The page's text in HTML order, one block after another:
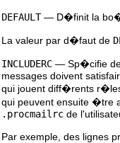
DEFAULT— D�finit la
La valeur par d�faut de
INCLUDERC — Sp�cifie
messages doivent
qui jouent diff�rents
qui peuvent ensuite �tre
.procmailrc de
Par exemple, des lignes